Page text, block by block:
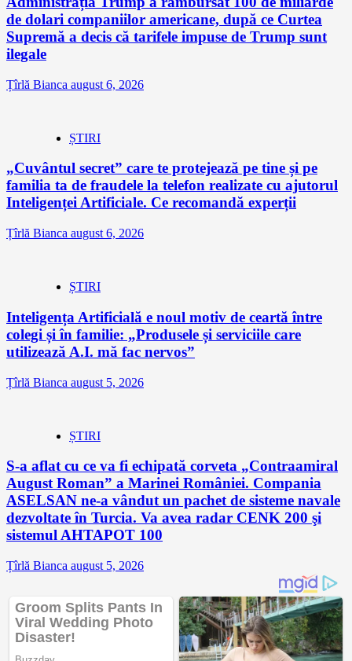
de dolari companiilor americane, după ce Curtea
Supremă a decis că tarifele impuse de Trump sunt
ilegale
Țîrlă Bianca august 6, 2026
ȘTIRI
„Cuvântul secret” care te protejează pe tine și pe
familia ta de fraudele la telefon realizate cu ajutorul
Inteligenței Artificiale. Ce recomandă experții
Țîrlă Bianca august 6, 2026
ȘTIRI
Inteligența Artificială e noul motiv de ceartă între
colegi și în familie: „Produsele și serviciile care
utilizează A.I. mă fac nervos”
Țîrlă Bianca august 5, 2026
ȘTIRI
S-a aflat cu ce va fi echipată corveta „Contraamiral
August Roman” a Marinei României. Compania
ASELSAN ne-a vândut un pachet de sisteme navale
dezvoltate în Turcia. Va avea radar CENK 200 şi
sistemul AHTAPOT 100
Țîrlă Bianca august 5, 2026